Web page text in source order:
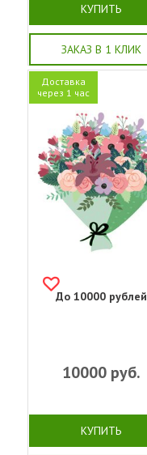
КУПИТЬ
ЗАКАЗ В 1 КЛИК
Доставка
через 1 час
До 10000 рублей
10000руб.
КУПИТЬ